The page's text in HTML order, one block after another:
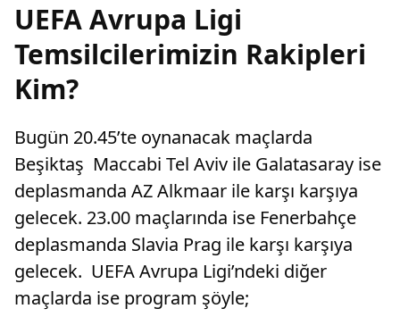
UEFA Avrupa Ligi
Temsilcilerimizin Rakipleri
Kim?
Bugün 20.45’te oynanacak maçlarda
Beşiktaş Maccabi Tel Aviv ile Galatasaray ise
deplasmanda AZ Alkmaar ile karşı karşıya
gelecek. 23.00 maçlarında ise Fenerbahçe
deplasmanda Slavia Prag ile karşı karşıya
gelecek. UEFA Avrupa Ligi’ndeki diğer
maçlarda ise program şöyle;